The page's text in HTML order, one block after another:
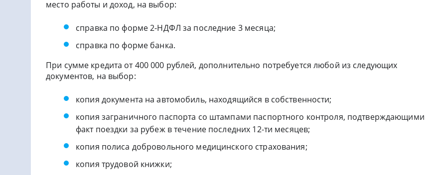
место работы и доход, на выбор:
справка по форме 2-НДФЛ за последние 3 месяца;
справка по форме банка.
При сумме кредита от 400 000 рублей, дополнительно потребуется любой из следующих
документов, на выбор:
копия документа на автомобиль, находящийся в собственности;
копия заграничного паспорта со штампами паспортного контроля, подтверждающими
факт поездки за рубеж в течение последних 12-ти месяцев;
копия полиса добровольного медицинского страхования;
копия трудовой книжки;